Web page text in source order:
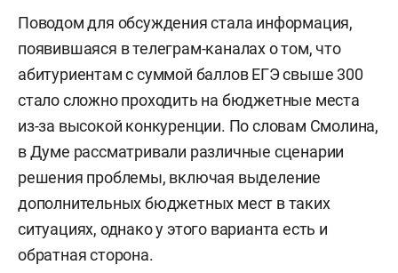
Поводом для обсуждения стала информация,
появившаяся в телеграм-каналах о том, что
абитуриентам с суммой баллов ЕГЭ свыше 300
стало сложно проходить на бюджетные места
из-за высокой конкуренции. По словам Смолина,
в Думе рассматривали различные сценарии
решения проблемы, включая выделение
дополнительных бюджетных мест в таких
ситуациях, однако у этого варианта есть и
обратная сторона.